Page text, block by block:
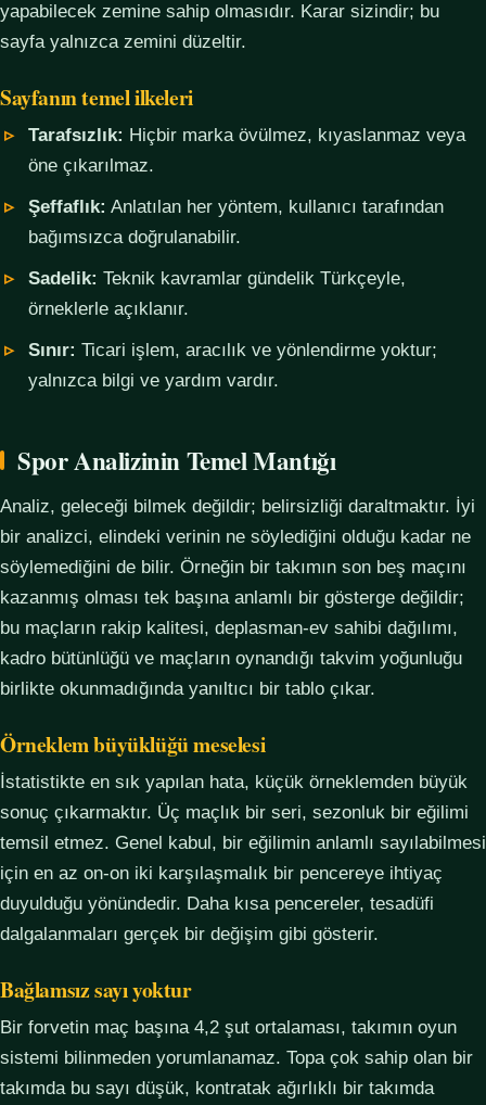
yapabilecek zemine sahip olmasıdır. Karar sizindir; bu
sayfa yalnızca zemini düzeltir.
Sayfanın temel ilkeleri
Tarafsızlık: Hiçbir marka övülmez, kıyaslanmaz veya
öne çıkarılmaz.
Şeffaflık: Anlatılan her yöntem, kullanıcı tarafından
bağımsızca doğrulanabilir.
Sadelik: Teknik kavramlar gündelik Türkçeyle,
örneklerle açıklanır.
Sınır: Ticari işlem, aracılık ve yönlendirme yoktur;
yalnızca bilgi ve yardım vardır.
Spor Analizinin Temel Mantığı
Analiz, geleceği bilmek değildir; belirsizliği daraltmaktır. İyi
bir analizci, elindeki verinin ne söylediğini olduğu kadar ne
söylemediğini de bilir. Örneğin bir takımın son beş maçını
kazanmış olması tek başına anlamlı bir gösterge değildir;
bu maçların rakip kalitesi, deplasman-ev sahibi dağılımı,
kadro bütünlüğü ve maçların oynandığı takvim yoğunluğu
birlikte okunmadığında yanıltıcı bir tablo çıkar.
Örneklem büyüklüğü meselesi
İstatistikte en sık yapılan hata, küçük örneklemden büyük
sonuç çıkarmaktır. Üç maçlık bir seri, sezonluk bir eğilimi
temsil etmez. Genel kabul, bir eğilimin anlamlı sayılabilmesi
için en az on-on iki karşılaşmalık bir pencereye ihtiyaç
duyulduğu yönündedir. Daha kısa pencereler, tesadüfi
dalgalanmaları gerçek bir değişim gibi gösterir.
Bağlamsız sayı yoktur
Bir forvetin maç başına 4,2 şut ortalaması, takımın oyun
sistemi bilinmeden yorumlanamaz. Topa çok sahip olan bir
takımda bu sayı düşük, kontratak ağırlıklı bir takımda